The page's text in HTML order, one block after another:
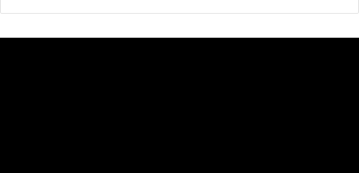
setelah ia meringkus Kambosos,